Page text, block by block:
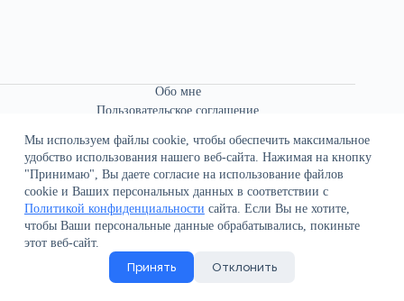
Мы используем файлы cookie, чтобы обеспечить максимальное
удобство использования нашего веб-сайта. Нажимая на кнопку
"Принимаю", Вы даете согласие на использование файлов
cookie и Ваших персональных данных в соответствии с
Политикой конфиденциальности сайта. Если Вы не хотите,
чтобы Ваши персональные данные обрабатывались, покиньте
этот веб-сайт.
Принять
Отклонить
Обо мне
Пользовательское соглашение
Политика конфиденциальности
Поддержка сайта